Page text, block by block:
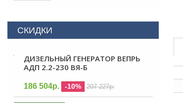
СКИДКИ
ДИЗЕЛЬНЫЙ ГЕНЕРАТОР ВЕПРЬ
АДП 2.2-230 ВЯ-Б
186 504р. -10% 207 227р.